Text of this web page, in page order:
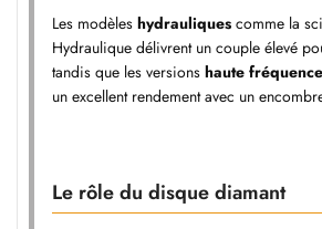
Les modèles hydrauliques comme la
Hydraulique délivrent un couple élevé
tandis que les versions haute fréquence
un excellent rendement avec un
Le rôle du disque diamant